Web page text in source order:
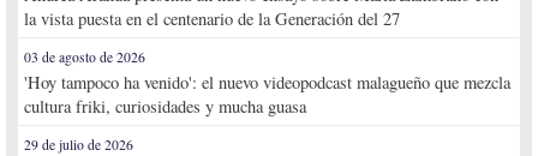
la vista puesta en el centenario de la Generación del 27
03 de agosto de 2026
'Hoy tampoco ha venido': el nuevo videopodcast malagueño que mezcla
cultura friki, curiosidades y mucha guasa
29 de julio de 2026